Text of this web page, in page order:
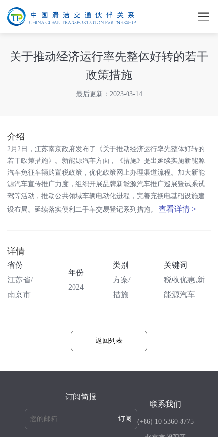
关于推动经济运行率先整体好转的若干
政策措施
最后更新：2023-03-14
介绍
2月2日，江苏南京政府发布了《关于推动经济运行率先整体好转的
若干政策措施》。新能源汽车方面，《措施》提出延续实施新能源
汽车免征车辆购置税政策，优化政策网上办理渠道流程。加大新能
源汽车宣传推广力度，组织开展品牌新能源汽车推广巡展暨试乘试
驾等活动，推动公共领域车辆电动化进程，完善充换电基础设施建
设布局。延续落实便利二手车交易登记系列措施。
查看详情 >
详情
省份
江苏省/
南京市
年份
2024
类别
方案/
措施
关键词
税收优惠,新
能源汽车
返回列表
订阅简报
订阅
联系我们
(+86) 10-5360-8775